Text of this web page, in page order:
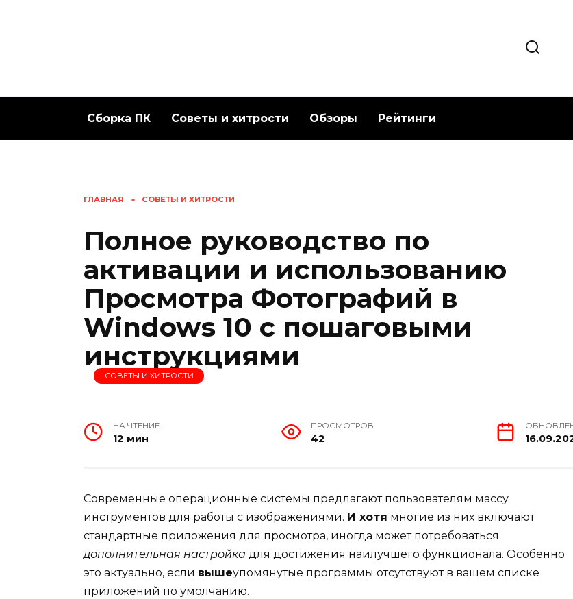
Сборка ПК Советы и хитрости Обзоры Рейтинги
ГЛАВНАЯ » СОВЕТЫ И ХИТРОСТИ
Полное руководство по
активации и использованию
Просмотра Фотографий в
Windows 10 с пошаговыми
инструкциями
СОВЕТЫ И ХИТРОСТИ
НА ЧТЕНИЕ
12 мин
ПРОСМОТРОВ
42
Современные операционные системы предлагают пользователям массу
инструментов для работы с изображениями. И хотя многие из них включают
стандартные приложения для просмотра, иногда может потребоваться
дополнительная настройка для достижения наилучшего функционала. Особенно
это актуально, если вышеупомянутые программы отсутствуют в вашем списке
приложений по умолчанию.